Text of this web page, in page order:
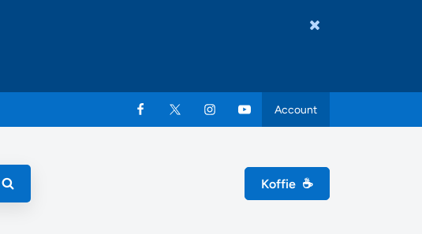
Account
Koffie ☕